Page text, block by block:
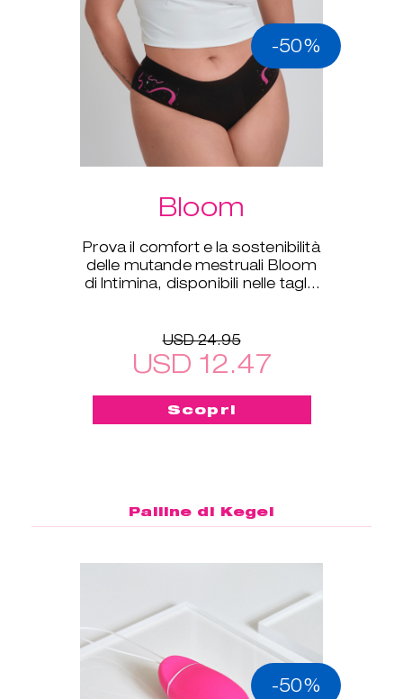
-50%
Bloom
Prova il comfort e la sostenibilità
delle mutande mestruali Bloom
di Intimina, disponibili nelle taglie
USD 24.95
USD 12.47
Scopri
Palline di Kegel
-50%